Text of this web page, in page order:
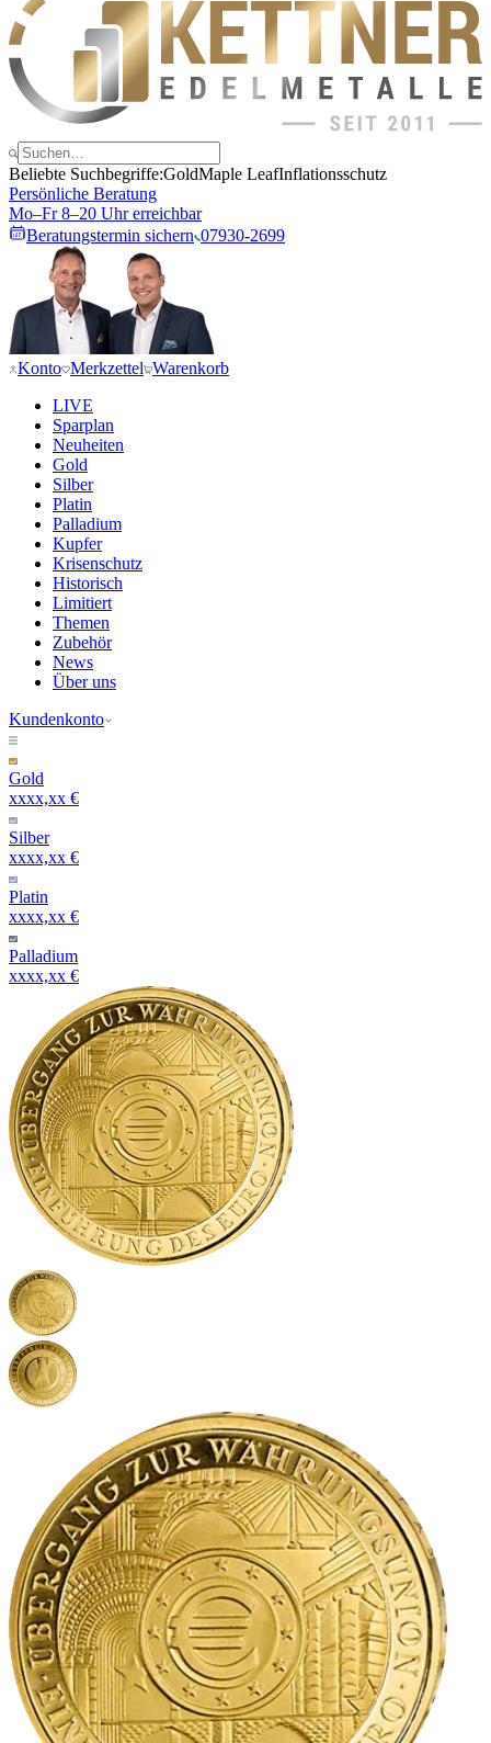
Beliebte Suchbegriffe:GoldMaple LeafInflationsschutz
Persönliche Beratung
Mo–Fr 8–20 Uhr erreichbar
Beratungstermin sichern 07930-2699
Konto Merkzettel Warenkorb
LIVE
Sparplan
Neuheiten
Gold
Silber
Platin
Palladium
Kupfer
Krisenschutz
Historisch
Limitiert
Themen
Zubehör
News
Über uns
Kundenkonto
Gold
xxxx,xx €
Silber
xxxx,xx €
Platin
xxxx,xx €
Palladium
xxxx,xx €